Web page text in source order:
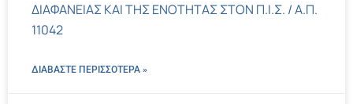
ΔΙΑΦΑΝΕΙΑΣ ΚΑΙ ΤΗΣ ΕΝΟΤΗΤΑΣ ΣΤΟΝ Π.Ι.Σ. / Α.Π.
11042
ΔΙΑΒΑΣΤΕ ΠΕΡΙΣΣΌΤΕΡΑ »